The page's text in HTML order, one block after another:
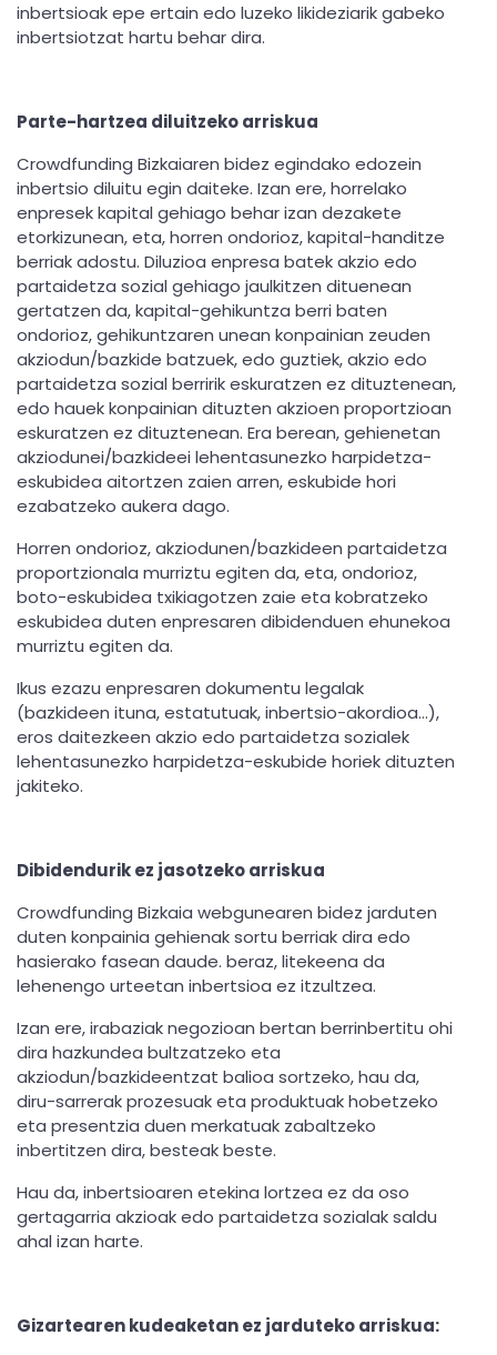
inbertsioak epe ertain edo luzeko likideziarik gabeko
inbertsiotzat hartu behar dira.
Parte-hartzea diluitzeko arriskua
Crowdfunding Bizkaiaren bidez egindako edozein
inbertsio diluitu egin daiteke. Izan ere, horrelako
enpresek kapital gehiago behar izan dezakete
etorkizunean, eta, horren ondorioz, kapital-handitze
berriak adostu. Diluzioa enpresa batek akzio edo
partaidetza sozial gehiago jaulkitzen dituenean
gertatzen da, kapital-gehikuntza berri baten
ondorioz, gehikuntzaren unean konpainian zeuden
akziodun/bazkide batzuek, edo guztiek, akzio edo
partaidetza sozial berririk eskuratzen ez dituztenean,
edo hauek konpainian dituzten akzioen proportzioan
eskuratzen ez dituztenean. Era berean, gehienetan
akziodunei/bazkideei lehentasunezko harpidetza-
eskubidea aitortzen zaien arren, eskubide hori
ezabatzeko aukera dago.
Horren ondorioz, akziodunen/bazkideen partaidetza
proportzionala murriztu egiten da, eta, ondorioz,
boto-eskubidea txikiagotzen zaie eta kobratzeko
eskubidea duten enpresaren dibidenduen ehunekoa
murriztu egiten da.
Ikus ezazu enpresaren dokumentu legalak
(bazkideen ituna, estatutuak, inbertsio-akordioa…),
eros daitezkeen akzio edo partaidetza sozialek
lehentasunezko harpidetza-eskubide horiek dituzten
jakiteko.
Dibidendurik ez jasotzeko arriskua
Crowdfunding Bizkaia webgunearen bidez jarduten
duten konpainia gehienak sortu berriak dira edo
hasierako fasean daude. beraz, litekeena da
lehenengo urteetan inbertsioa ez itzultzea.
Izan ere, irabaziak negozioan bertan berrinbertitu ohi
dira hazkundea bultzatzeko eta
akziodun/bazkideentzat balioa sortzeko, hau da,
diru-sarrerak prozesuak eta produktuak hobetzeko
eta presentzia duen merkatuak zabaltzeko
inbertitzen dira, besteak beste.
Hau da, inbertsioaren etekina lortzea ez da oso
gertagarria akzioak edo partaidetza sozialak saldu
ahal izan harte.
Gizartearen kudeaketan ez jarduteko arriskua: